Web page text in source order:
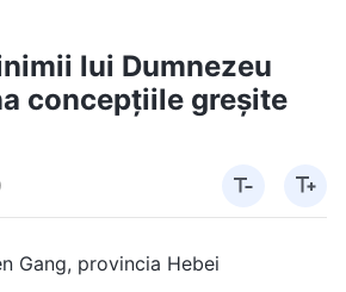
lui Dumnezeu
concepțiile greșite
Gang, provincia Hebei